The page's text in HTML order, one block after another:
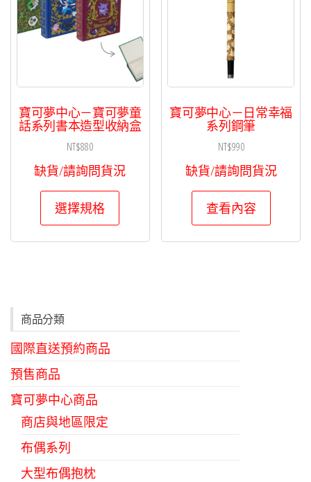
品
頁
面
擇
選
寶可夢中心－寶可夢童
話系列書本造型收納盒
NT$880
缺貨/請詢問貨況
選擇規格
此
式。
寶可夢中心－日常幸福
系列鋼筆
NT$990
缺貨/請詢問貨況
查看內容
商品分類
國際直送預約商品
預售商品
寶可夢中心商品
商店與地區限定
布偶系列
大型布偶抱枕